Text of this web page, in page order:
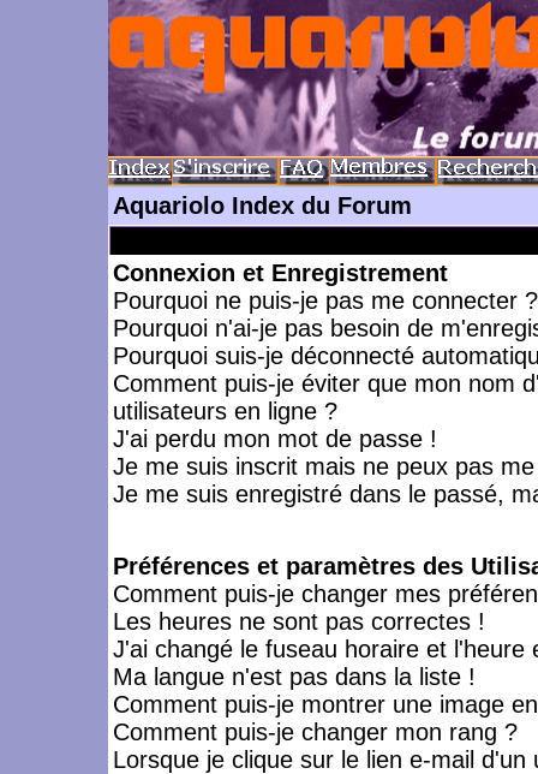
Aquariolo Index du Forum
Connexion et Enregistrement
Pourquoi ne puis-je pas me connecter ?
Pourquoi n'ai-je pas besoin de
Pourquoi suis-je déconnecté
Comment puis-je éviter que mon nom
utilisateurs en ligne ?
J'ai perdu mon mot de passe !
Je me suis inscrit mais ne peux pas
Je me suis enregistré dans le passé,
Préférences et paramètres des
Comment puis-je changer mes
Les heures ne sont pas correctes !
J'ai changé le fuseau horaire et l'heure
Ma langue n'est pas dans la liste !
Comment puis-je montrer une image
Comment puis-je changer mon rang ?
Lorsque je clique sur le lien e-mail